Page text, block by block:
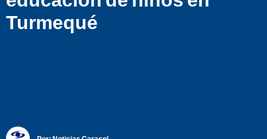
Turmequé